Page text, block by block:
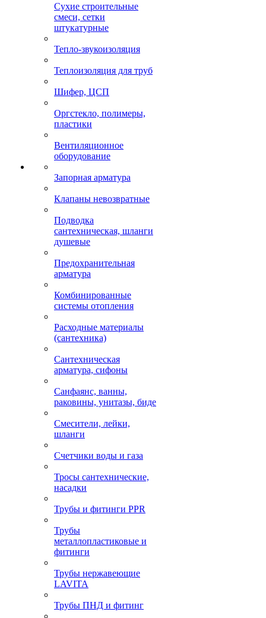
Сухие строительные
смеси, сетки
штукатурные
Тепло-звукоизоляция
Теплоизоляция для труб
Шифер, ЦСП
Оргстекло, полимеры,
пластики
Вентиляционное
оборудование
Запорная арматура
Клапаны невозвратные
Подводка
сантехническая, шланги
душевые
Предохранительная
арматура
Комбинированные
системы отопления
Расходные материалы
(сантехника)
Сантехническая
арматура, сифоны
Санфаянс, ванны,
раковины, унитазы, биде
Смесители, лейки,
шланги
Счетчики воды и газа
Тросы сантехнические,
насадки
Трубы и фитинги PPR
Трубы
металлопластиковые и
фитинги
Трубы нержавеющие
LAVITA
Трубы ПНД и фитинг